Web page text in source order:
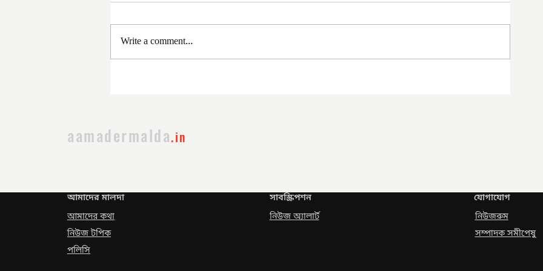
Write a comment...
aamadermalda.in
আমাদের মালদা
আমাদের কথা
নিউজ টপিক
পলিসি
সাবস্ক্রিপশন
নিউজ অ্যালার্ট
যোগাযোগ
নিউজরুম
সম্পাদক সমীপেষু